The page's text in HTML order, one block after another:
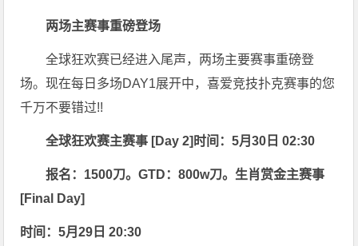
两场主赛事重磅登场
全球狂欢赛已经进入尾声，两场主要赛事重磅登
场。现在每日多场DAY1展开中，喜爱竞技扑克赛事的您
千万不要错过!!
全球狂欢赛主赛事 [Day 2] 时间：5月30日 02:30
报名：1500刀。GTD：800w刀。 生肖赏金主赛事
[Final Day]
时间：5月29日 20:30